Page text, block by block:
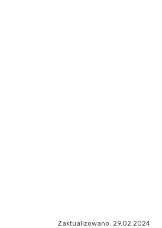
Zaktualizowano: 29.02.2024